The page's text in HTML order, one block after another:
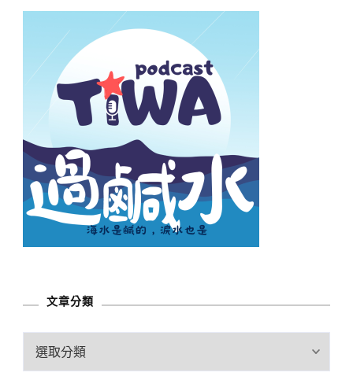
文章分類